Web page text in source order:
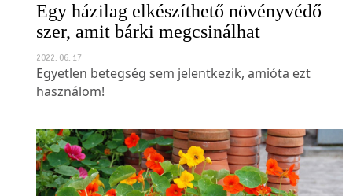
Egy házilag elkészíthető növényvédő
szer, amit bárki megcsinálhat
2022. 06. 17
Egyetlen betegség sem jelentkezik, amióta ezt
használom!